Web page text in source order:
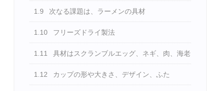
1.9 次なる課題は、ラーメンの具材
1.10 フリーズドライ製法
1.11 具材はスクランブルエッグ、ネギ、肉、海老
1.12 カップの形や大きさ、デザイン、ふた